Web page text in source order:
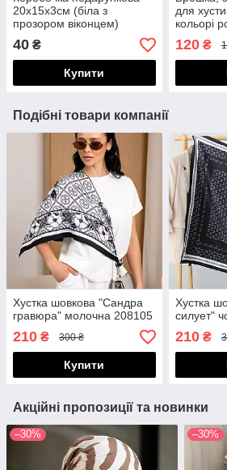
20х15х3см (біла з
прозором віконцем)
100005
40 ₴
Купити
для
кольорі
100102
120₴
Подібні товари компанії
Хустка шовкова "Сандра
гравюра" молочна 208105
210 ₴ 300 ₴
Купити
Хустка
силует"
210₴
Акційні пропозиції та новинки
–30% –30%